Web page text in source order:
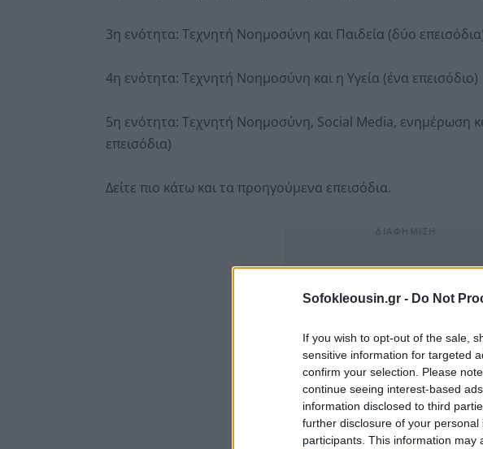
Sofokleousin.gr - Do Not
If you wish to opt-out of the sale,
sensitive information for targeted
confirm your selection. Please
continue seeing interest-based
information disclosed to third
further disclosure of your personal
participants. This information may
3η ενότητα: Τεχνητή Νοημοσύνη και Παιδεία (δύο
4η ενότητα: Τεχνητή Νοημοσύνη και η Υγεία (ένα επεισόδιο)
5η ενότητα: Τεχνητή Νοημοσύνη, Social Media, ενημέρωση
επεισόδια)
Δείτε πιο κάτω και τα προηγούμενα επεισόδια.